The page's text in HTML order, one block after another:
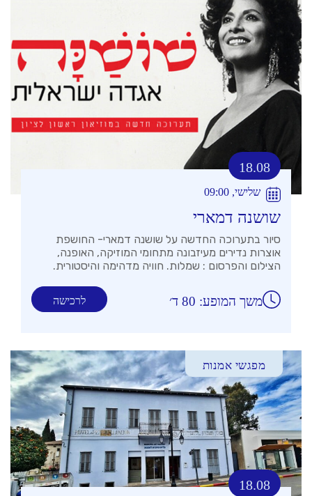
18.08
שלישי, 09:00
שושנה דמארי
סיור בתערוכה החדשה על שושנה דמארי- החושפת
אוצרות נדירים מעיזבונה מתחומי המוזיקה, האופנה,
הצילום והפרסום : שמלות. חוויה מדהימה והיסטורית.
לרכישה משך המופע: 80 ד׳
מפגשי אמנות
18.08